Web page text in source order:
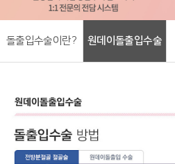
돌출입수술이란? 원데이돌출입수술